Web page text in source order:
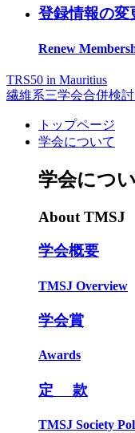
登録情報の変
Renew
TRS50 in Mauritius
繊維系三学会合併検
トップページ
学会について
学会につ
About TMSJ
学会概要
TMSJ Overview
学会賞
Awards
定 款
TMSJ Society